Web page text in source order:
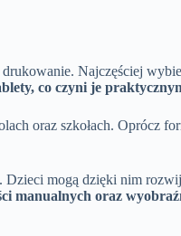
Najczęściej
co czyni je
oraz szkołach. Oprócz
. Dzieci mogą dzięki nim
manualnych oraz